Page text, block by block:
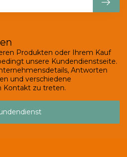
Produkten oder Ihrem Kauf
unsere Kundendienstseite.
Antworten
und verschiedene
Kontakt zu treten.